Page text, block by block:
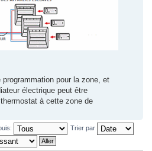
pour la zone, et
électrique peut être
à cette zone de
Trier par